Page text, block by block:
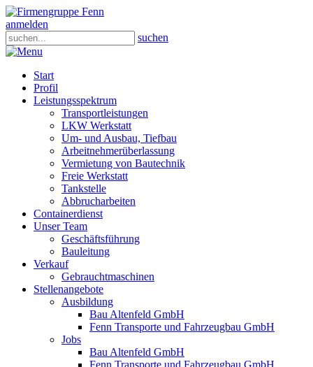
anmelden
suchen
Start
Profil
Leistungsspektrum
Transportleistungen
LKW Werkstatt
Um- und Ausbau, Tiefbau
Arbeitnehmerüberlassung
Vermietung von Bautechnik
Freie Werkstatt
Tankstelle
Abbrucharbeiten
Containerdienst
Unser Team
Geschäftsführung
Bauleitung
Verkauf
Gebrauchtmaschinen
Stellenangebote
Ausbildung
Bau Altenfeld GmbH
Fenn Transporte und Fahrzeugbau GmbH
Jobs
Bau Altenfeld GmbH
Fenn Transporte und Fahrzeugbau GmbH